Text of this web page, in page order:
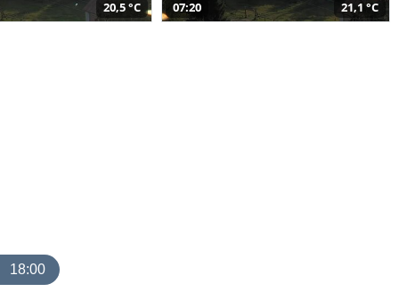
20,5 °C 07:20 21,1 °C
18:00